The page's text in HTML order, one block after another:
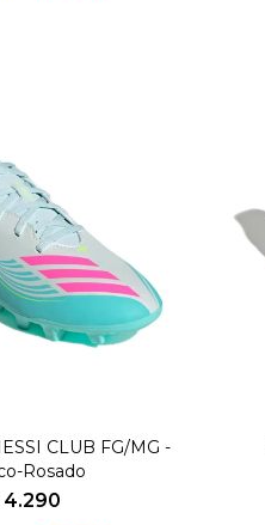
CLUB FG/MG -
Rosado
4.290